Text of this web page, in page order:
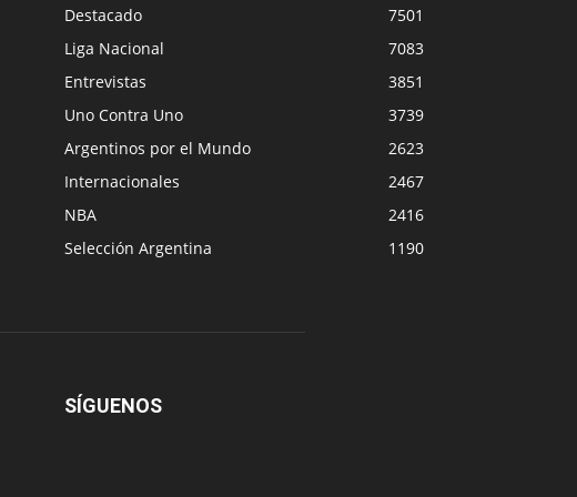
Destacado
7501
Liga Nacional
7083
Entrevistas
3851
Uno Contra Uno
3739
Argentinos por el Mundo
2623
Internacionales
2467
NBA
2416
Selección Argentina
1190
SÍGUENOS